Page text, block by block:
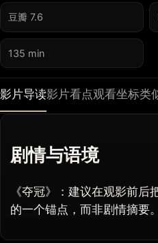
豆瓣 7.6
135 min
影片导读影片看点观看坐标类
剧情与语境
《夺冠》：建议在观影前后
的一个锚点，而非剧情摘要。